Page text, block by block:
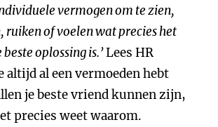
vermogen om te zien,
ruiken of voelen wat precies het
oplossing is.’Lees HR
altijd al een vermoeden hebt
je beste vriend kunnen zijn,
precies weet waarom.